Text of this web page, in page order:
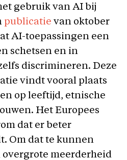
gebruik van AI bij
publicatie van oktober
AI-toepassingen een
schetsen en in
discrimineren. Deze
vindt vooral plaats
op leeftijd, etnische
Het Europees
dat er beter
Om dat te kunnen
meerderheid